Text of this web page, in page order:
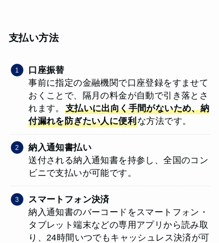
支払い方法
口座振替
事前に指定の金融機関で口座登録をすませて
おくことで、隔月の料金が自動で引き落とさ
れます。 支払いに出向く手間がないため、納
付漏れを防ぎたい人に便利な方法です。
納入通知書払い
送付される納入通知書を持参し、全国のコン
ビニで支払いが可能です。
スマートフォン決済
納入通知書のバーコードをスマートフォン・
タブレット端末などの専用アプリから読み取
り、24時間いつでもキャッシュレス決済が可